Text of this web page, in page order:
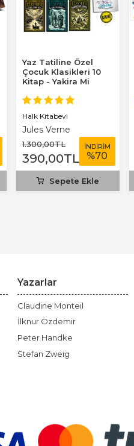
Yaz Tatiline Özel
Çocuk Klasikleri 10
Kitap - Yakira Mi
Halk Kitabevi
Jules Verne
1.300,00TL
390,00TL
İNDİRİM
%70
Sepete Ekle
Yazarlar
Claudine Monteil
İlknur Özdemir
Peter Handke
Stefan Zweig